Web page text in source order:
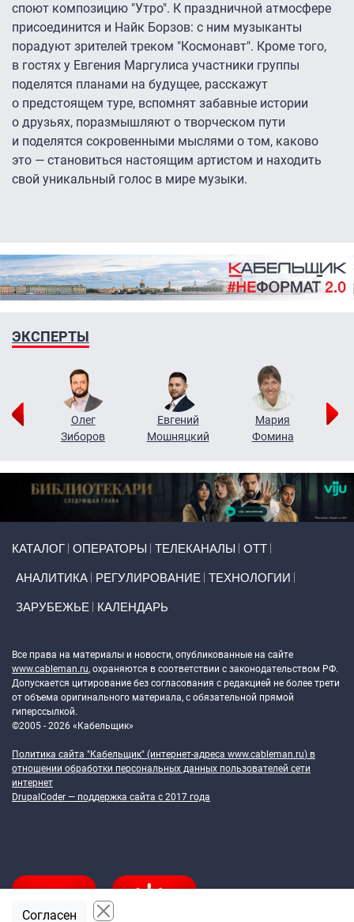
споют композицию "Утро". К праздничной атмосфере
присоединится и Найк Борзов: с ним музыканты
порадуют зрителей треком "Космонавт". Кроме того,
в гостях у Евгения Маргулиса участники группы
поделятся планами на будущее, расскажут
о предстоящем туре, вспомнят забавные истории
о друзьях, поразмышляют о творческом пути
и поделятся сокровенными мыслями о том, каково
это — становиться настоящим артистом и находить
свой уникальный голос в мире музыки.
ЭКСПЕРТЫ
Олег
Зиборов
Евгений
Мошняцкий
Мария
Фомина
КАТАЛОГ ОПЕРАТОРЫ ТЕЛЕКАНАЛЫ ОТТ
АНАЛИТИКА РЕГУЛИРОВАНИЕ ТЕХНОЛОГИИ
ЗАРУБЕЖЬЕ КАЛЕНДАРЬ
Все права на материалы и новости, опубликованные на сайте
www.cableman.ru, охраняются в соответствии с законодательством РФ.
Допускается цитирование без согласования с редакцией не более трети
от объема оригинального материала, с обязательной прямой
гиперссылкой.
©2005 - 2026 «Кабельщик»
Политика сайта "Кабельщик" (интернет-адреса www.cableman.ru) в
отношении обработки персональных данных пользователей сети
интернет
DrupalCoder — поддержка сайта c 2017 года
Согласен